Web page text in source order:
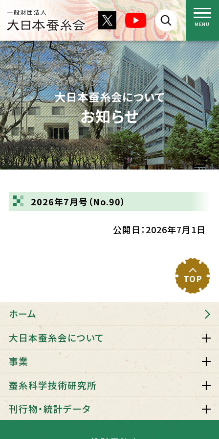
大日本蚕糸会について
お知らせ
2026年7月号（No.90）
公開日：2026年7月1日
TOP
ホーム
大日本蚕糸会について
事業
蚕糸科学技術研究所
刊行物・統計データ